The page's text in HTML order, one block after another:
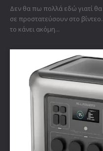
Δεν θα πω πολλά εδώ γιατί
σε προστατεύσουν στο
το κάνει ακόμη...